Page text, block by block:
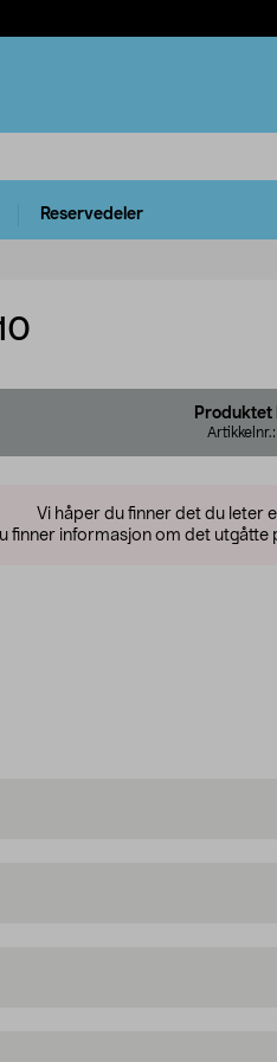
Reservedeler
Produktet
Artikkelnr.:
Vi håper du finner det du leter
finner informasjon om det